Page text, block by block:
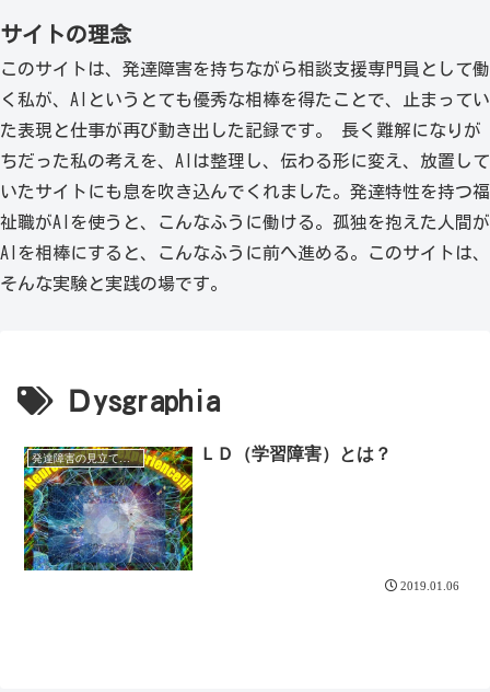
サイトの理念
このサイトは、発達障害を持ちながら相談支援専門員として働
く私が、AIというとても優秀な相棒を得たことで、止まってい
た表現と仕事が再び動き出した記録です。 長く難解になりが
ちだった私の考えを、AIは整理し、伝わる形に変え、放置して
いたサイトにも息を吹き込んでくれました。発達特性を持つ福
祉職がAIを使うと、こんなふうに働ける。孤独を抱えた人間が
AIを相棒にすると、こんなふうに前へ進める。このサイトは、
そんな実験と実践の場です。
Ｄysgraphia
発達障害の見立てと理解 ＬＤ（学習障害）とは？
2019.01.06